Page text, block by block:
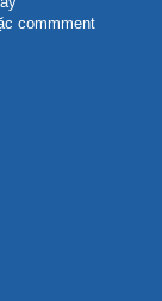
commment